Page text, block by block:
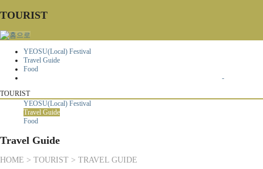
TOURIST
YEOSU(Local) Festival
Travel Guide
Food
-
TOURIST
YEOSU(Local) Festival
Travel Guide
Food
Travel Guide
HOME > TOURIST > TRAVEL GUIDE